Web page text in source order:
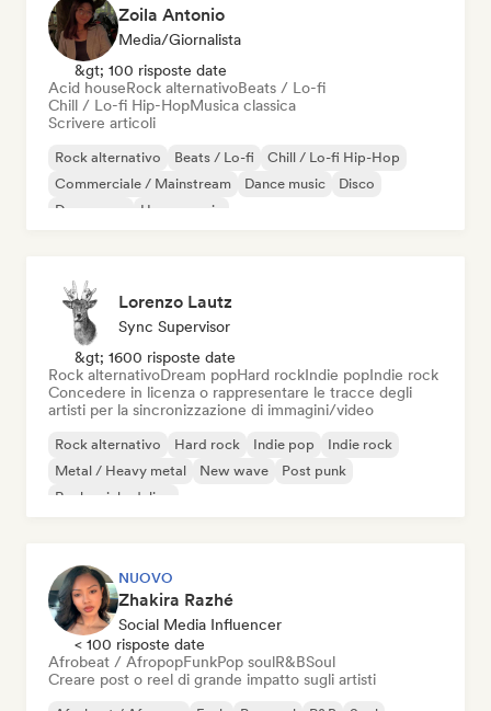
Zoila Antonio
Media/Giornalista
&gt; 100 risposte date
Acid houseRock alternativoBeats / Lo-fi
Chill / Lo-fi Hip-HopMusica classica
Scrivere articoli
Rock alternativo Beats / Lo-fi
Chill / Lo-fi Hip-Hop
Commerciale / Mainstream
Dance music
Disco
Dream pop
House music
Lorenzo Lautz
Sync Supervisor
&gt; 1600 risposte date
Rock alternativoDream popHard rockIndie popIndie rock
Concedere in licenza o rappresentare le tracce degli
artisti per la sincronizzazione di immagini/video
Rock alternativo Hard rock Indie pop
Indie rock
Metal / Heavy metal
New wave
Post punk
Rock psichedelico
NUOVO
Zhakira Razhé
Social Media Influencer
< 100 risposte date
Afrobeat / AfropopFunkPop soulR&BSoul
Creare post o reel di grande impatto sugli artisti